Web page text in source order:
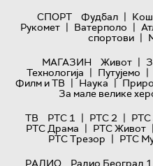
СПОРТ
Фудбал |
Рукомет | Ватерполо |
спортови |
МАГАЗИН
Живот |
Технологијa | Путујемо |
Филм и ТВ | Наука |
За мале велике
ТВ
РТС 1 | РТС 2 | РТС
РТС Драма | РТС Живот |
РТС Трезор | РТС
РАДИО
Радио Београд 1